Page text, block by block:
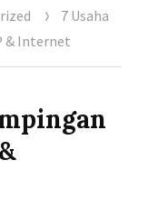
7 Usaha
& Internet